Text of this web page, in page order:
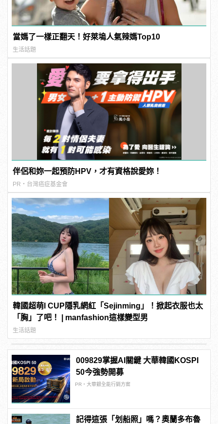
當媽了一樣正翻天！好萊塢人氣辣媽Top10
生活話題
伴侶和妳一起預防HPV，才有資格說愛妳！
PR・台灣癌症基金會
韓國超萌I CUP隱乳網紅「Sejinming」！掀起衣服也太
「胸」了吧！ | manfashion這樣變型男
生活話題
009829掌握AI關鍵 大華韓國KOSPI
50今強勢開募
PR・大華銀全能行銷方案
記得這張「划船照」嗎？奧蘭多布魯